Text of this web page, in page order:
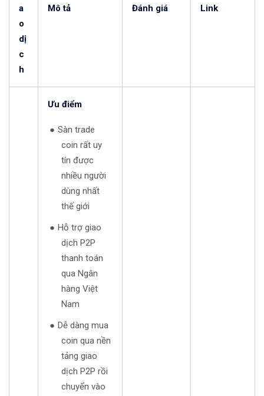
a
o
dị
c
h
Mô tả Đánh giá Link
Ưu điểm
Sàn trade
coin rất uy
tín được
nhiều người
dùng nhất
thế giới
Hỗ trợ giao
dịch P2P
thanh toán
qua Ngân
hàng Việt
Nam
Dễ dàng mua
coin qua nền
tảng giao
dịch P2P rồi
chuyển vào